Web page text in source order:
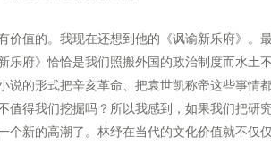
值的。我现在还想到他的《讽谕新乐府》。
乐府》恰恰是我们照搬外国的政治制度而水土
的形式把辛亥革命、把袁世凯称帝这些事情
值得我们挖掘吗？所以我感到，如果我们把研
新的高潮了。林纾在当代的文化价值就不仅